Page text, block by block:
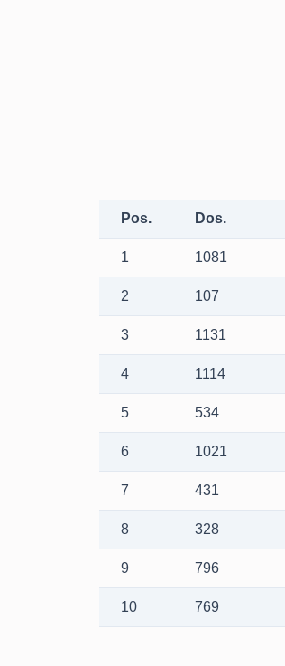
Pos. Dos.
1 1081
2 107
3 1131
4 1114
5 534
6 1021
7 431
8 328
9 796
10 769